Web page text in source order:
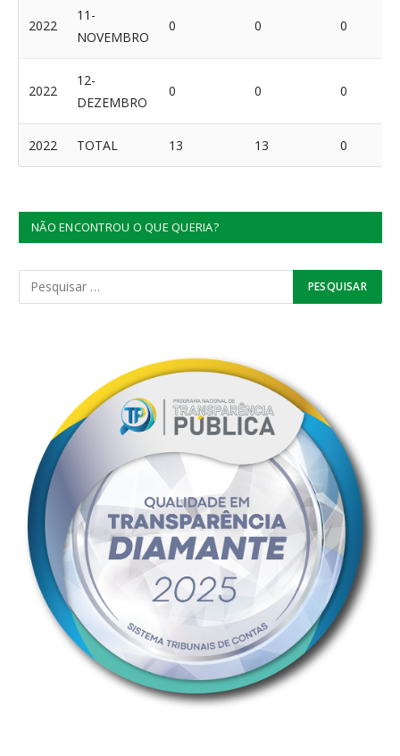
2022
11-
NOVEMBRO
0 0 0
2022
12-
DEZEMBRO
0 0 0
2022 TOTAL 13 13 0
NÃO ENCONTROU O QUE QUERIA?